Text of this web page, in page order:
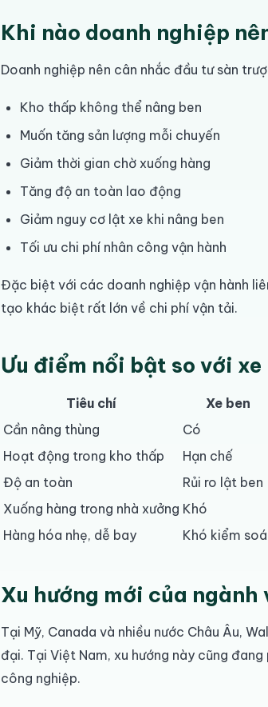
Khi nào doanh nghiệp
Doanh nghiệp nên cân nhắc đầu tư sàn
Kho thấp không thể nâng ben
Muốn tăng sản lượng mỗi chuyến
Giảm thời gian chờ xuống hàng
Tăng độ an toàn lao động
Giảm nguy cơ lật xe khi nâng ben
Tối ưu chi phí nhân công vận hành
Đặc biệt với các doanh nghiệp vận hành
tạo khác biệt rất lớn về chi phí vận tải.
Ưu điểm nổi bật so với
Tiêu chí Xe ben
Cần nâng thùng
Có
Hoạt động trong kho thấp
Hạn chế
Độ an toàn
Rủi ro lật ben
Xuống hàng trong nhà xưởng Khó
Hàng hóa nhẹ, dễ bay
Khó kiểm
Xu hướng mới của
Tại Mỹ, Canada và nhiều nước Châu Âu,
đại. Tại Việt Nam, xu hướng này cũng
công nghiệp.